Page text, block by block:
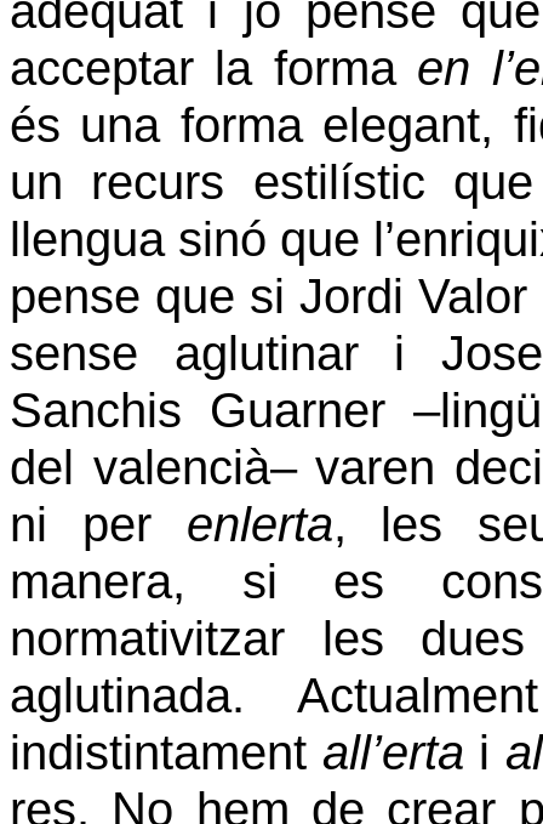
acceptar la forma en
és una forma elegant,
un recurs estilístic
llengua sinó que
pense que si Jordi
sense aglutinar i
Sanchis Guarner
del valencià– varen
ni per enlerta, les
manera, si es
normativitzar les
aglutinada.
indistintament all’erta i
res. No hem de crear